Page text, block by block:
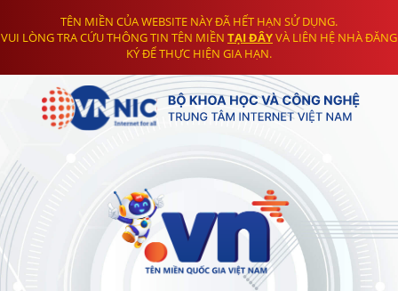
TÊN MIỀN CỦA WEBSITE NÀY ĐÃ HẾT HẠN SỬ DỤNG.
VUI LÒNG TRA CỨU THÔNG TIN TÊN MIỀN TẠI ĐÂYVÀ LIÊN HỆ NHÀ ĐĂNG
KÝ ĐỂ THỰC HIỆN GIA HẠN.